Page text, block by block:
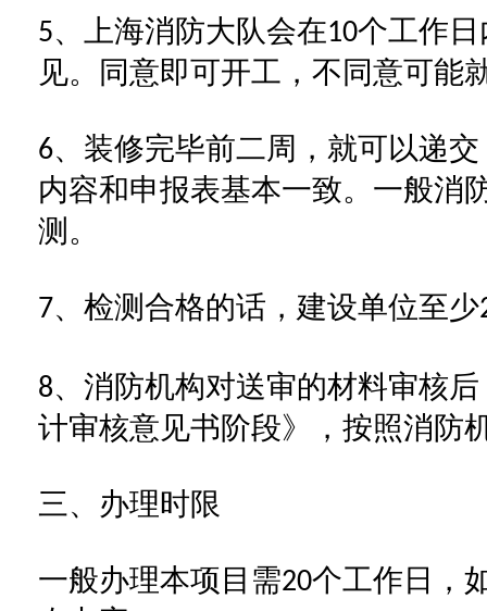
5、 上海消防大队会在10个工作
见。同意即可开工，不同意可能
6、装修完毕前二周，就可以递
内容和申报表基本一致。一般消
测。
7、检测合格的话，建设单位至少
8、消防机构对送审的材料审核
计审核意见书阶段》，按照消防
三、办理时限
一般办理本项目需20个工作日，